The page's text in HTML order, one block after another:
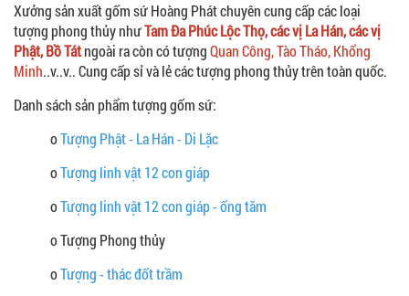
Xưởng sản xuất gốm sứ Hoàng Phát chuyên cung cấp các loại
tượng phong thủy nhưTam Đa Phúc Lộc Thọ, các vị La Hán, các vị
Phật, Bồ Tátngoài ra còn có tượngQuan Công, Tào Tháo, Khổng
Minh..v..v.. Cung cấp sỉ và lẻ các tượng phong thủy trên toàn quốc.
Danh sách sản phẩm tượng gốm sứ:
oTượng Phật - La Hán - Di Lặc
oTượng linh vật 12 con giáp
oTượng linh vật 12 con giáp - ống tăm
o Tượng Phong thủy
oTượng - thác đốt trầm